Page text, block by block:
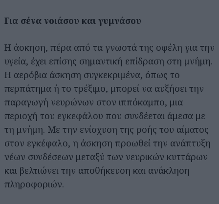
Για σένα νοιάσου και γυμνάσου
Η άσκηση, πέρα από τα γνωστά της οφέλη για την
υγεία, έχει επίσης σημαντική επίδραση στη μνήμη.
Η αερόβια άσκηση συγκεκριμένα, όπως το
περπάτημα ή το τρέξιμο, μπορεί να αυξήσει την
παραγωγή νευρώνων στον ιππόκαμπο, μια
περιοχή του εγκεφάλου που συνδέεται άμεσα με
τη μνήμη. Με την ενίσχυση της ροής του αίματος
στον εγκέφαλο, η άσκηση προωθεί την ανάπτυξη
νέων συνδέσεων μεταξύ των νευρικών κυττάρων
και βελτιώνει την αποθήκευση και ανάκληση
πληροφοριών.